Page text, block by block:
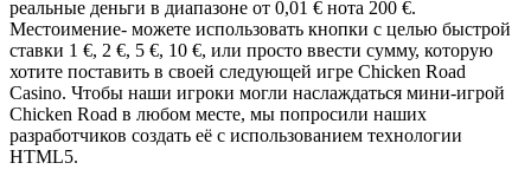
реальные деньги в диапазоне от 0,01 € нота 200 €.
Местоимение- можете использовать кнопки с целью быстрой
ставки 1 €, 2 €, 5 €, 10 €, или просто ввести сумму, которую
хотите поставить в своей следующей игре Chicken Road
Casino. Чтобы наши игроки могли наслаждаться мини-игрой
Chicken Road в любом месте, мы попросили наших
разработчиков создать её с использованием технологии
HTML5.